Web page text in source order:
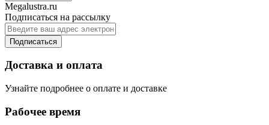
Megalustra.ru
Подписаться на рассылку
Подписаться
Доставка и оплата
Узнайте подробнее о оплате и доставке
Рабочее время